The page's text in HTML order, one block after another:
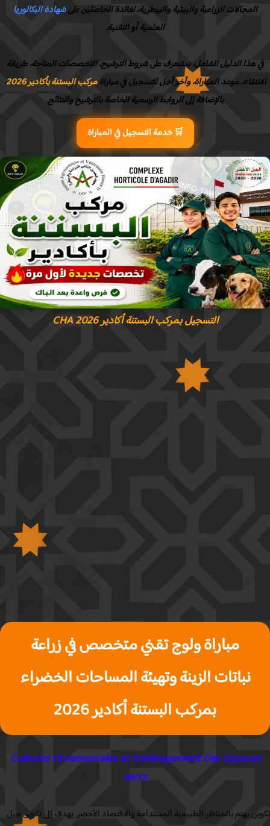
المجالات الزراعية والبيئية والبيطرية، لفائدة الحاصلين علىشهادة البكالوريا
العلمية أو التقنية.
هذا الدليل الشامل، سنتعرف على شروط الترشيح، التخصصات المتاحة، طريقة
موعد المباراة، وآخر أجل للتسجيل في مباراةمركب البستنة بأكادير 2026
،
بالإضافة إلى الروابط الرسمية الخاصة بالترشيح والنتائج.
🛒 خدمة التسجيل في المباراة
التسجيل بمركب البستنة أكادير CHA 2026
مباراة ولوج تقني متخصص في زراعة
نباتات الزينة وتهيئة المساحات الخضراء
بمركب البستنة أكادير 2026
Cultures Ornementales et Aménagement Des
Verts
يهتم بالمناظر الطبيعية المستدامة والاقتصاد الأخضر. يهدف إلى تكوين جيل